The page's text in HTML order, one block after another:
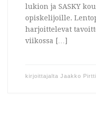
lukion ja SASKY
opiskelijoille.
harjoittelevat
viikossa […]
kirjoittajalta Jaakko